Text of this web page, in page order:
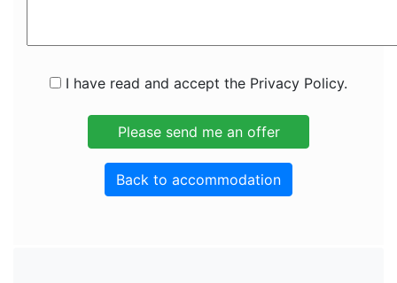
I have read and accept the Privacy Policy.
Back to accommodation